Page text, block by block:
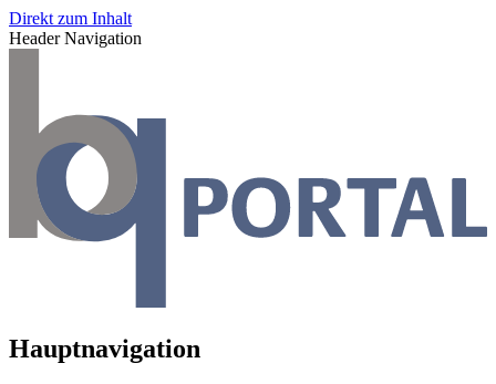
Direkt zum Inhalt
Header Navigation
Hauptnavigation